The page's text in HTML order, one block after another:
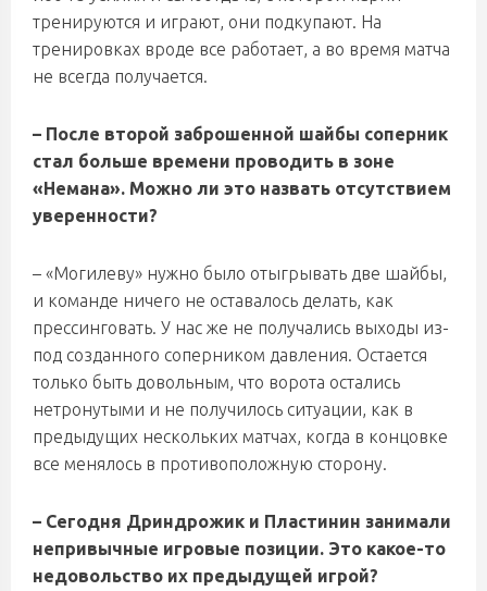
тренируются и играют, они подкупают. На
тренировках вроде все работает, а во время матча
не всегда получается.
– После второй заброшенной шайбы соперник
стал больше времени проводить в зоне
«Немана». Можно ли это назвать отсутствием
уверенности?
– «Могилеву» нужно было отыгрывать две шайбы,
и команде ничего не оставалось делать, как
прессинговать. У нас же не получались выходы из-
под созданного соперником давления. Остается
только быть довольным, что ворота остались
нетронутыми и не получилось ситуации, как в
предыдущих нескольких матчах, когда в концовке
все менялось в противоположную сторону.
– Сегодня Дриндрожик и Пластинин занимали
непривычные игровые позиции. Это какое-то
недовольство их предыдущей игрой?